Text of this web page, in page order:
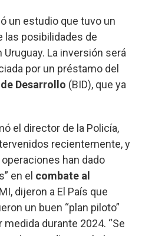
un estudio que tuvo un
las posibilidades de
La inversión será
por un préstamo del
Desarrollo (BID), que ya
el director de la Policía,
recientemente, y
han dado
en el combate al
dijeron a El País que
un buen “plan piloto”
durante 2024. “Se